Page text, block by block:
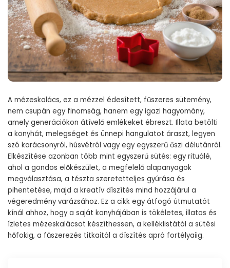
A mézeskalács, ez a mézzel édesített, fűszeres sütemény,
nem csupán egy finomság, hanem egy igazi hagyomány,
amely generációkon átívelő emlékeket ébreszt. Illata betölti
a konyhát, melegséget és ünnepi hangulatot áraszt, legyen
szó karácsonyról, húsvétról vagy egy egyszerű őszi délutánról.
Elkészítése azonban több mint egyszerű sütés: egy rituálé,
ahol a gondos előkészület, a megfelelő alapanyagok
megválasztása, a tészta szeretetteljes gyúrása és
pihentetése, majd a kreatív díszítés mind hozzájárul a
végeredmény varázsához. Ez a cikk egy átfogó útmutatót
kínál ahhoz, hogy a saját konyhájában is tökéletes, illatos és
ízletes mézeskalácsot készíthessen, a kelléklistától a sütési
hőfokig, a fűszerezés titkaitól a díszítés apró fortélyaiig.